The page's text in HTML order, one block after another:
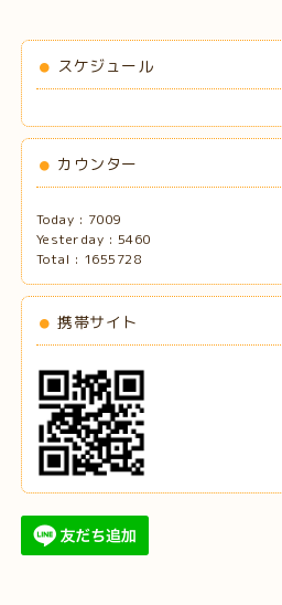
スケジュール
カウンター
Today : 7009
Yesterday : 5460
Total : 1655728
携帯サイト